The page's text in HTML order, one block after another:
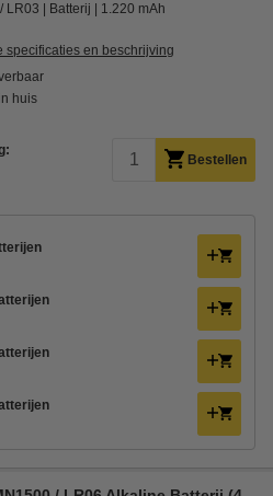
LR03 Batterij 1.220 mAh
specificaties en beschrijving
huis
Bestellen